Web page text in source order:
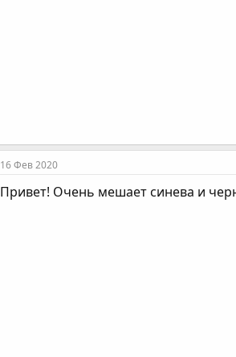
16 Фев 2020
Привет! Очень мешает синева и